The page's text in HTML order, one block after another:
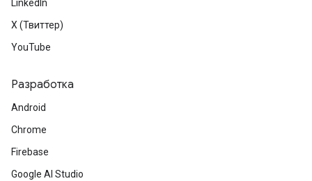
LinkedIn
X (Твиттер)
YouTube
Разработка
Android
Chrome
Firebase
Google AI Studio